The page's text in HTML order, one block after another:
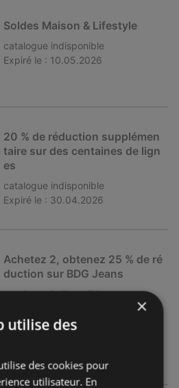
Soldes Maison & Lifestyle
catalogue indisponible
Expiré le : 10.05.2026
20 % de réduction supplémen
taire sur des centaines de lign
es
catalogue indisponible
Expiré le : 30.04.2026
Achetez 2, obtenez 25 % de ré
duction sur BDG Jeans
catalogue indisponible
×
utilise des
des cookies pour
utilisateur. En